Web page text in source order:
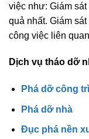
việc như: Giám sát
quả nhất. Giám
công việc liên
Dịch vụ tháo dỡ
Phá dỡ công
Phá dỡ nhà
Đục phá nền